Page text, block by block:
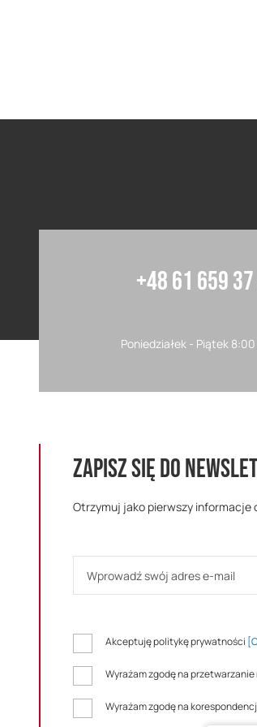
+48 61 659
Poniedziałek - Piątek
ZAPISZ SIĘ DO
Otrzymuj jako pierwszy informacje
Akceptuję politykę prywatności
Wyrażam zgodę na
Wyrażam zgodę na